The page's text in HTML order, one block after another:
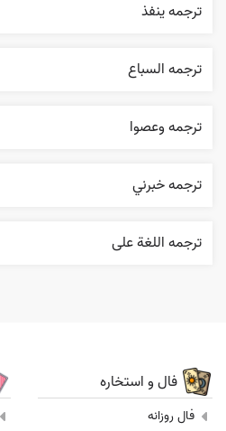
ترجمه ينفذ
ترجمه السباع
ترجمه وعصوا
ترجمه خبرني
ترجمه اللغة علی
فال و استخاره
فال روزانه